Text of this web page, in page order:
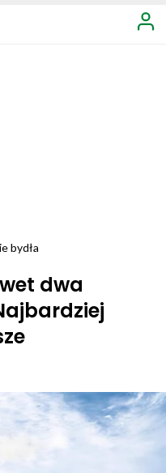
bydła
dwa